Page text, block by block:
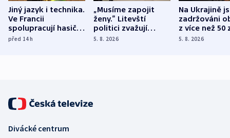
Jiný jazyk i technika.
Ve Francii
spolupracují hasiči z
různých zemí
před 14h
„Musíme zapojit
ženy.“ Litevští
politici zvažují
dohodu o
5. 8. 2026
Na Ukrajině
zadržováni
z více než 50
Bojovali na
5. 8. 2026
Divácké centrum